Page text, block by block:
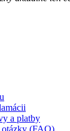
a platby